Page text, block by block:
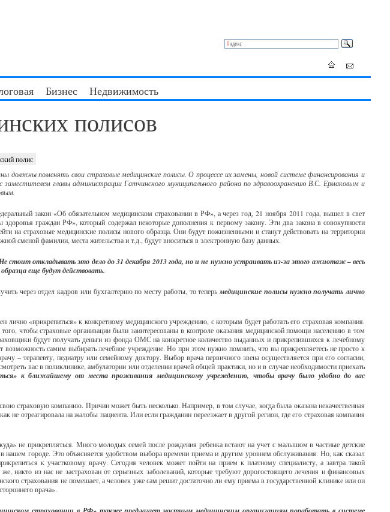
Бизнес Недвижимость
полисов
полис
должны поменять свои страховые медицинские полисы. О процессе их замены, новой системе финансирования и
заместителем главы администрации Гатчинского муниципального района по здравоохранению В.С. Ермаковым и
закон «Об обязательном медицинском страховании в РФ», а через год, 21 ноября 2011 года, вышел в свет
граждан РФ», который содержал некоторые дополнения к первому закону. Эти два закона в совокупности
на страховые медицинские полисы нового образца. Они будут пожизненными и станут действовать на территории
сменой фамилии, места жительства и т.д., будут вноситься в электронную базу данных.
стоит откладывать это дело до 31 декабря 2013 года, но и не нужно устраивать из-за этого ажиотаж – весь
еще будут действовать.
через отдел кадров или бухгалтерию по месту работы, то теперь медицинские полисы нужно получать лично
«прикрепиться» к конкретному медицинского учреждению, с которым будет работать его страховая компания.
чтобы страховые организации были заинтересованы в контроле оказания медицинской помощи населению в том
будут получать деньги из фонда ОМС на конкретное количество выданных и прикрепившихся к лечебному
возможность самим выбирать лечебное учреждение. Но при этом нужно помнить, что вы прикрепляетесь не просто к
– терапевту, педиатру или семейному доктору. Выбор врача первичного звена осуществляется при его согласии,
вас в поликлинике, амбулатории или отделении врачей общей практики, но и в случае необходимости приехать
к ближайшему от места проживания медицинскому учреждению, чтобы врачу было удобно до вас
страховую компанию. Причин может быть несколько. Например, в том случае, когда была оказана некачественная
не отреагировала на жалобы пациента. Или если гражданин переезжает в другой регион, где его страховая компания
не прикрепляться. Много молодых семей после рождения ребенка встают на учет с малышом в частные детские
нашем городе. Это объясняется удобством выбора времени приема и другим уровнем обслуживания. Но, как сказал
к участковому врачу. Сегодня человек может пойти на прием к платному специалисту, а завтра такой
никто из нас не застрахован от серьезных заболеваний, которые требуют дорогостоящего лечения и финансовых
страхования не помешает, а человек уже сам решит достаточно ли ему приема в государственной клинике или он
врача».